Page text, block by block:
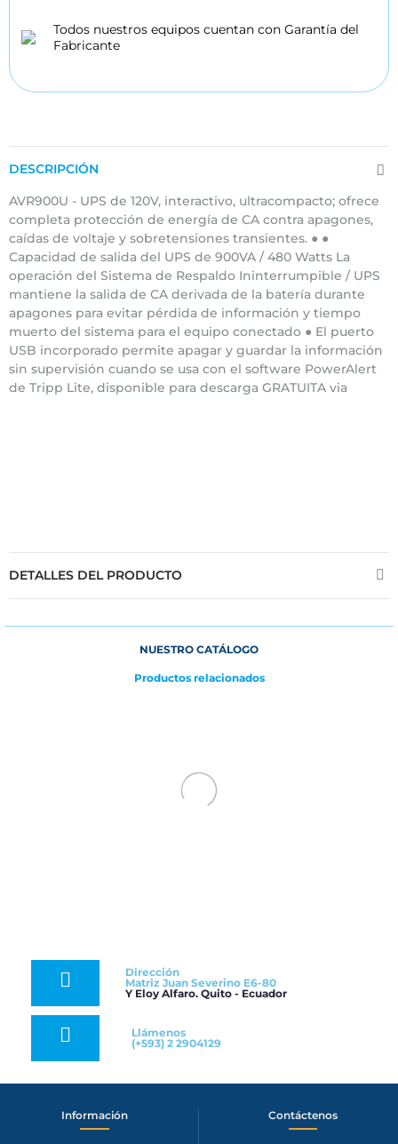
Todos nuestros equipos cuentan con Garantía del
Fabricante
DESCRIPCIÓN
AVR900U - UPS de 120V, interactivo, ultracompacto; ofrece
completa protección de energía de CA contra apagones,
caídas de voltaje y sobretensiones transientes. ● ●
Capacidad de salida del UPS de 900VA / 480 Watts La
operación del Sistema de Respaldo Ininterrumpible / UPS
mantiene la salida de CA derivada de la batería durante
apagones para evitar pérdida de información y tiempo
muerto del sistema para el equipo conectado ● El puerto
USB incorporado permite apagar y guardar la información
sin supervisión cuando se usa con el software PowerAlert
de Tripp Lite, disponible para descarga GRATUITA via
DETALLES DEL PRODUCTO
NUESTRO CATÁLOGO
Productos relacionados
Dirección
Matriz Juan Severino E6-80
Y Eloy Alfaro. Quito - Ecuador
Llámenos
(+593) 2 2904129
Información Contáctenos​